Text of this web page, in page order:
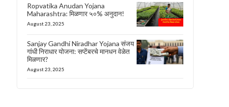
Ropvatika Anudan Yojana
Maharashtra: मिळणार ५०% अनुदान!
August 23, 2025
Sanjay Gandhi Niradhar Yojana संजय
गांधी निराधार योजना: सप्टेंबरचे मानधन वेळेत
मिळणार?
August 23, 2025